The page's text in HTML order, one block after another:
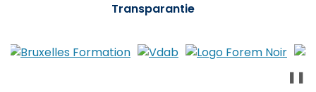
Transparantie
❚❚